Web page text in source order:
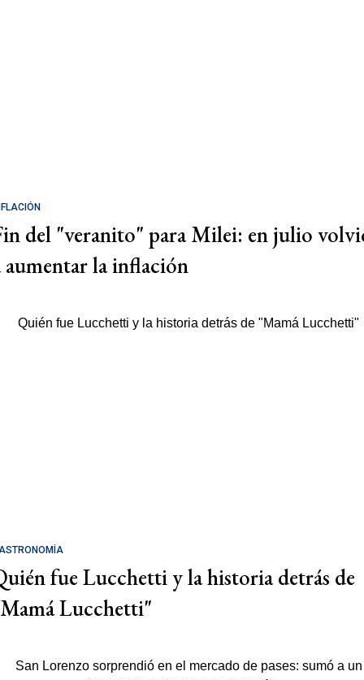
del "veranito" para Milei: en julio
aumentar la inflación
fue Lucchetti y la historia detrás de
Lucchetti"